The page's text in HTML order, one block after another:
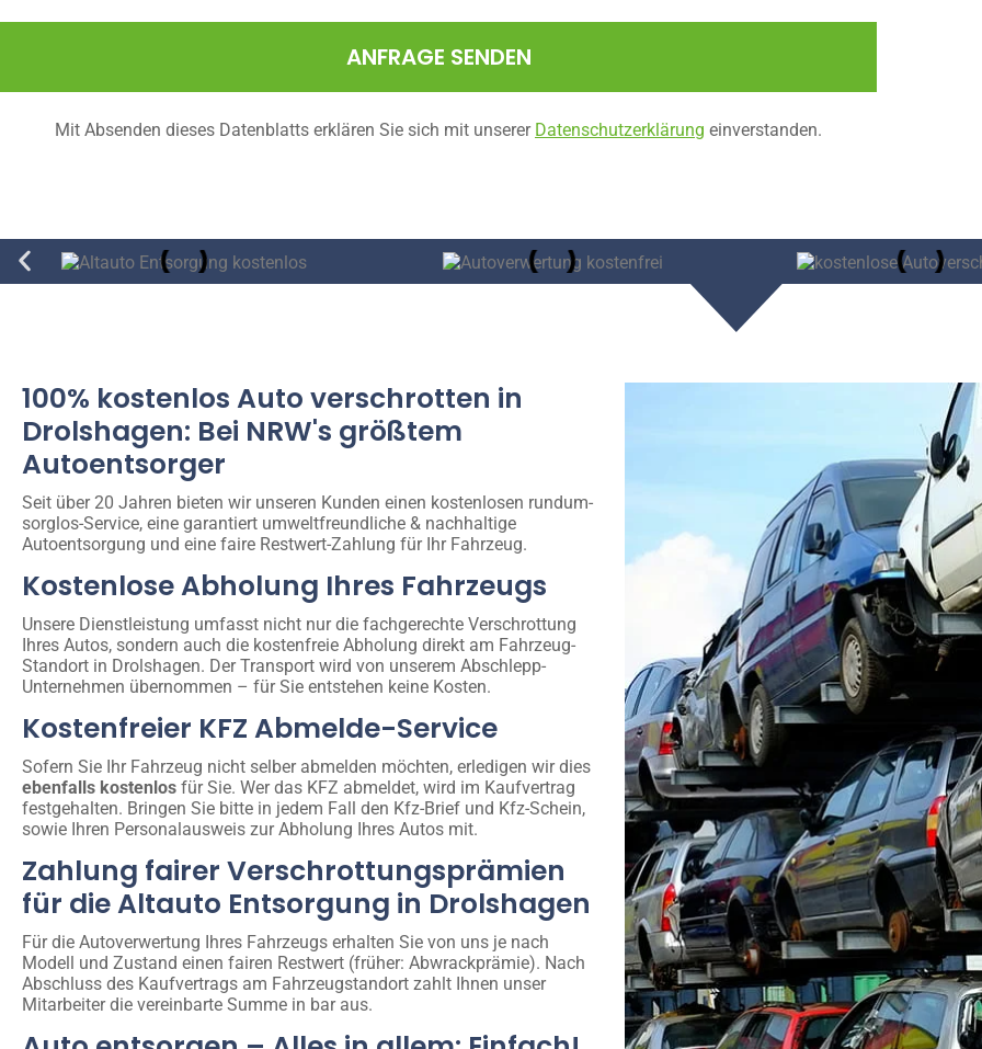
ANFRAGE SENDEN
Mit Absenden dieses Datenblatts erklären Sie sich mit unserer Datenschutzerklärung einverstanden.
100% kostenlos Auto verschrotten in
Drolshagen: Bei NRW's größtem
Autoentsorger
Seit über 20 Jahren bieten wir unseren Kunden einen kostenlosen rundum-
sorglos-Service, eine garantiert umweltfreundliche & nachhaltige
Autoentsorgung und eine faire Restwert-Zahlung für Ihr Fahrzeug.
Kostenlose Abholung Ihres Fahrzeugs
Unsere Dienstleistung umfasst nicht nur die fachgerechte Verschrottung
Ihres Autos, sondern auch die kostenfreie Abholung direkt am Fahrzeug-
Standort in Drolshagen. Der Transport wird von unserem Abschlepp-
Unternehmen übernommen – für Sie entstehen keine Kosten.
Kostenfreier KFZ Abmelde-Service
Sofern Sie Ihr Fahrzeug nicht selber abmelden möchten, erledigen wir dies
ebenfalls kostenlos für Sie. Wer das KFZ abmeldet, wird im Kaufvertrag
festgehalten. Bringen Sie bitte in jedem Fall den Kfz-Brief und Kfz-Schein,
sowie Ihren Personalausweis zur Abholung Ihres Autos mit.
Zahlung fairer Verschrottungsprämien
für die Altauto Entsorgung in Drolshagen
Für die Autoverwertung Ihres Fahrzeugs erhalten Sie von uns je nach
Modell und Zustand einen fairen Restwert (früher: Abwrackprämie). Nach
Abschluss des Kaufvertrags am Fahrzeugstandort zahlt Ihnen unser
Mitarbeiter die vereinbarte Summe in bar aus.